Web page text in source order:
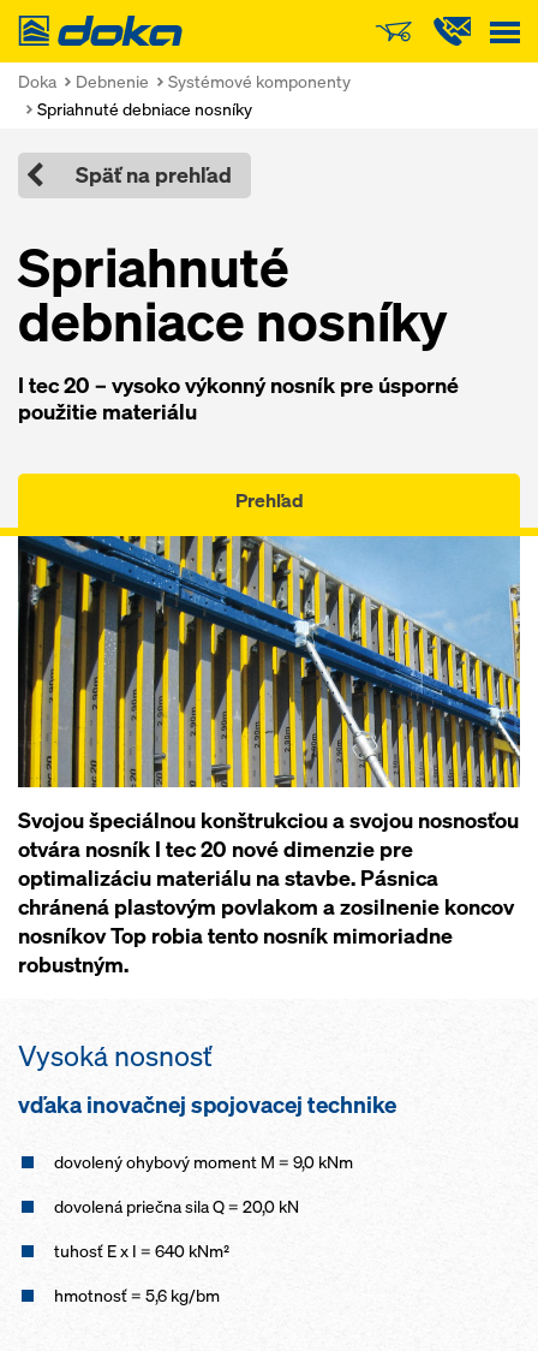
Doka
Doka Debnenie
Systémové komponenty
Spriahnuté debniace nosníky
Späť na prehľad
Spriahnuté
debniace nosníky
I tec 20 – vysoko výkonný nosník pre úsporné
použitie materiálu
Prehľad
Svojou špeciálnou konštrukciou a svojou nosnosťou
otvára nosník I tec 20 nové dimenzie pre
optimalizáciu materiálu na stavbe. Pásnica
chránená plastovým povlakom a zosilnenie koncov
nosníkov Top robia tento nosník mimoriadne
robustným.
Vysoká nosnosť
vďaka inovačnej spojovacej technike
dovolený ohybový moment M = 9,0 kNm
dovolená priečna sila Q = 20,0 kN
tuhosť E x I = 640 kNm²
hmotnosť = 5,6 kg/bm